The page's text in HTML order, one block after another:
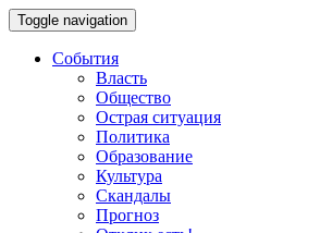
Toggle navigation
События
Власть
Общество
Острая ситуация
Политика
Образование
Культура
Скандалы
Прогноз